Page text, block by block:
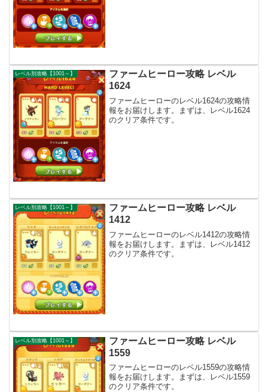
レベル別攻略【1001～】
ファームヒーロー攻略 レベル
1624
ファームヒーローのレベル1624の攻略情
報をお届けします。まずは、レベル1624
のクリア条件です。
レベル別攻略【1001～】
ファームヒーロー攻略 レベル
1412
ファームヒーローのレベル1412の攻略情
報をお届けします。まずは、レベル1412
のクリア条件です。
レベル別攻略【1001～】
ファームヒーロー攻略 レベル
1559
ファームヒーローのレベル1559の攻略情
報をお届けします。まずは、レベル1559
のクリア条件です。